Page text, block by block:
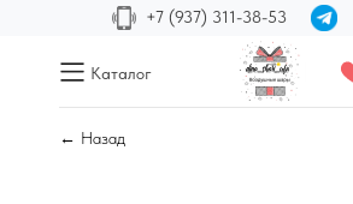
+7 (937) 311-38-53
Каталог
← Назад